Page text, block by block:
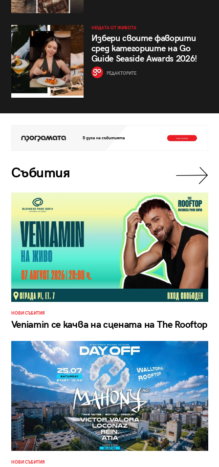
НЕЩАТА ОТ ЖИВОТА
Избери своите фаворити
сред категориите на Go
Guide Seaside Awards 2026!
РЕДАКТОРИТЕ
Събития
НОВИ СЪБИТИЯ
Veniamin се качва на сцената на The Rooftop
НОВИ СЪБИТИЯ